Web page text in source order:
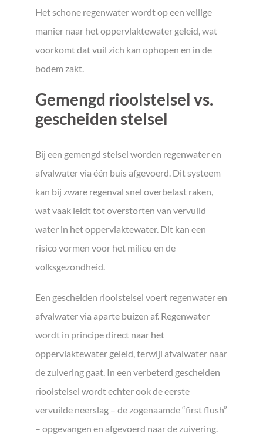
Het schone regenwater wordt op een veilige
manier naar het oppervlaktewater geleid, wat
voorkomt dat vuil zich kan ophopen en in de
bodem zakt.
Gemengd rioolstelsel vs.
gescheiden stelsel
Bij een gemengd stelsel worden regenwater en
afvalwater via één buis afgevoerd. Dit systeem
kan bij zware regenval snel overbelast raken,
wat vaak leidt tot overstorten van vervuild
water in het oppervlaktewater. Dit kan een
risico vormen voor het milieu en de
volksgezondheid.
Een gescheiden rioolstelsel voert regenwater en
afvalwater via aparte buizen af. Regenwater
wordt in principe direct naar het
oppervlaktewater geleid, terwijl afvalwater naar
de zuivering gaat. In een verbeterd gescheiden
rioolstelsel wordt echter ook de eerste
vervuilde neerslag – de zogenaamde “first flush”
– opgevangen en afgevoerd naar de zuivering.